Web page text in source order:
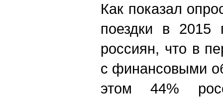
Как показал
поездки в 2015
россиян, что в
с финансовыми
этом 44%